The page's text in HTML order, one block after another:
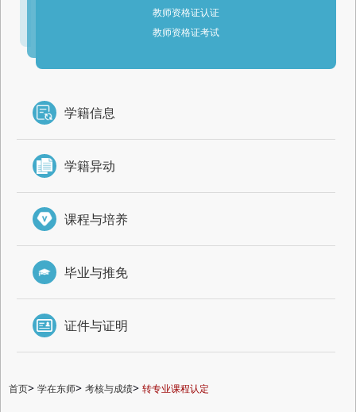
教师资格证认证
教师资格证考试
学籍信息
学籍异动
课程与培养
毕业与推免
证件与证明
首页> 学在东师> 考核与成绩> 转专业课程认定